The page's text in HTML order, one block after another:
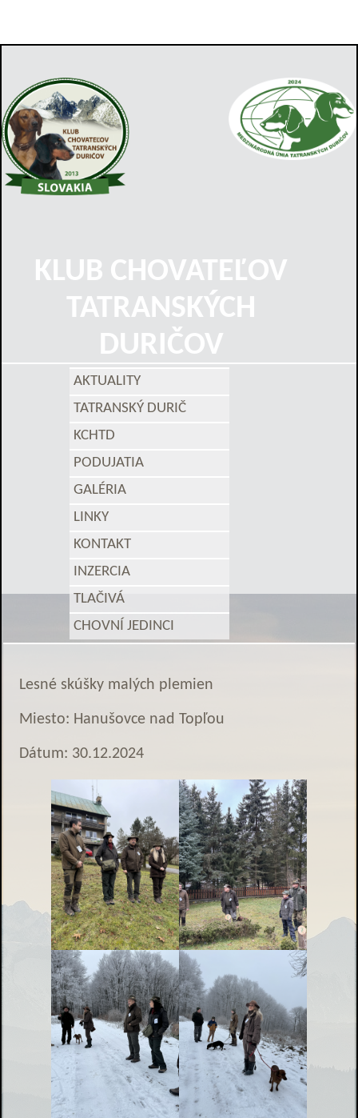
KLUB CHOVATEĽOV
TATRANSKÝCH
DURIČOV
AKTUALITY
TATRANSKÝ DURIČ
KCHTD
PODUJATIA
GALÉRIA
LINKY
KONTAKT
INZERCIA
TLAČIVÁ
CHOVNÍ JEDINCI
Lesné skúšky malých plemien
Miesto: Hanušovce nad Topľou
Dátum: 30.12.2024